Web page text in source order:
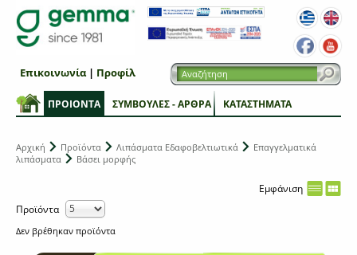
ΠΡΟΙΟΝΤΑ ΣΥΜΒΟΥΛΕΣ - ΑΡΘΡΑ ΚΑΤΑΣΤΗΜΑΤΑ
Επικοινωνία| Προφίλ
Αρχική Προϊόντα Λιπάσματα Εδαφοβελτιωτικά
Επαγγελματικά
λιπάσματα
Βάσει μορφής
Εμφάνιση
Προϊόντα
Δεν βρέθηκαν προϊόντα